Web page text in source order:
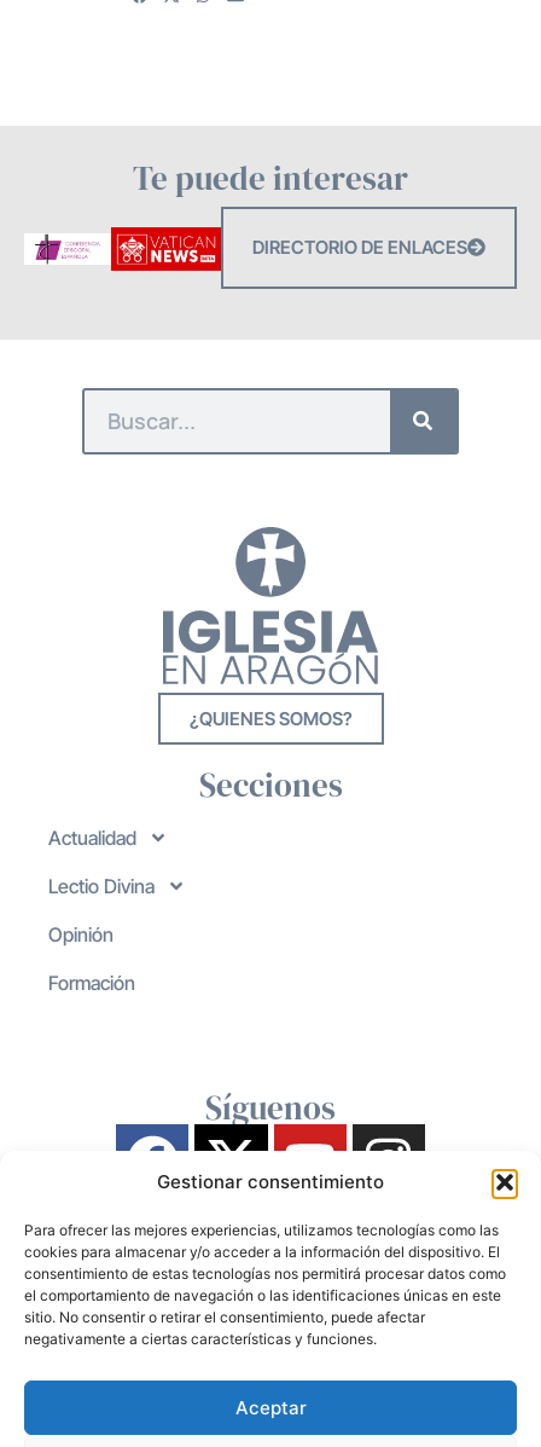
Gestionar consentimiento
Para ofrecer las mejores experiencias, utilizamos tecnologías como las
cookies para almacenar y/o acceder a la información del dispositivo. El
consentimiento de estas tecnologías nos permitirá procesar datos como
el comportamiento de navegación o las identificaciones únicas en este
sitio. No consentir o retirar el consentimiento, puede afectar
negativamente a ciertas características y funciones.
Aceptar
Te puede interesar
DIRECTORIO DE ENLACES
¿QUIENES SOMOS?
Secciones
Actualidad
Lectio Divina
Opinión
Formación
Síguenos